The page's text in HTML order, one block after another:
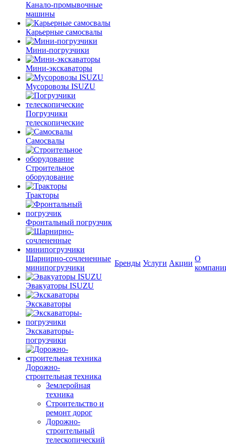
Канало-промывочные
машины
Карьерные самосвалы
Мини-погрузчики
Мини-экскаваторы
Мусоровозы ISUZU
Погрузчики
телескопические
Самосвалы
Строительное
оборудование
Тракторы
Фронтальный погрузчик
Шарнирно-сочлененные
минипогрузчики
Эвакуаторы ISUZU
Экскаваторы
Экскаваторы-
погрузчики
Дорожно-
строительная техника
Землеройная
техника
Строительство и
ремонт дорог
Дорожно-
строительный
телескопический
Бренды Услуги Акции
О